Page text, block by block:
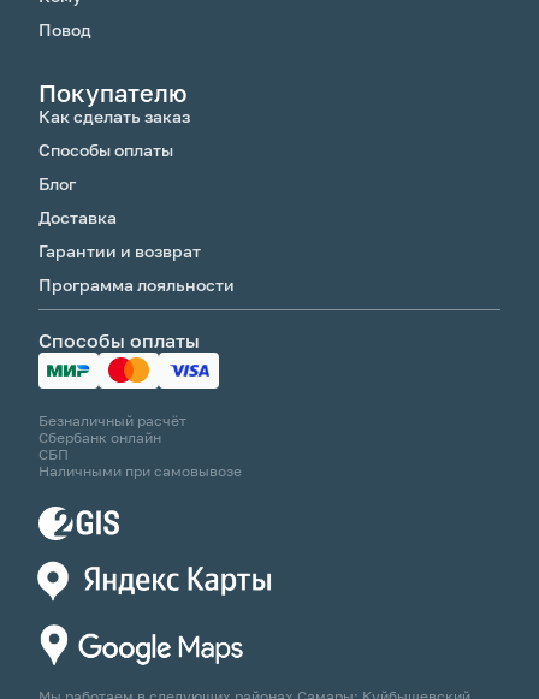
Повод
Покупателю
Как сделать заказ
Способы оплаты
Блог
Доставка
Гарантии и возврат
Программа лояльности
Способы оплаты
Безналичный расчёт
Сбербанк онлайн
СБП
Наличными при самовывозе